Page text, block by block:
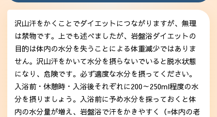
沢山汗をかくことでダイエットにつながりますが、無理
は禁物です。上でも述べましたが、岩盤浴ダイエットの
目的は体内の水分を失うことによる体重減少ではありま
せん。沢山汗をかいて水分を摂らないでいると脱水状態
になり、危険です。必ず適度な水分を摂ってください。
入浴前・休憩時・入浴後それぞれに200～250ml程度の水
分を摂りましょう。入浴前に予め水分を採っておくと体
内の水分量が増え、岩盤浴で汗をかきやすく（=体内の老